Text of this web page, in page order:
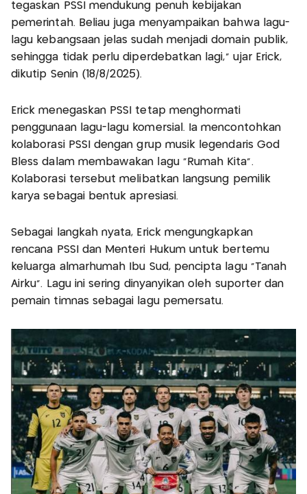
tegaskan PSSI mendukung penuh kebijakan
pemerintah. Beliau juga menyampaikan bahwa lagu-
lagu kebangsaan jelas sudah menjadi domain publik,
sehingga tidak perlu diperdebatkan lagi," ujar Erick,
dikutip Senin (18/8/2025).
Erick menegaskan PSSI tetap menghormati
penggunaan lagu-lagu komersial. Ia mencontohkan
kolaborasi PSSI dengan grup musik legendaris God
Bless dalam membawakan lagu "Rumah Kita".
Kolaborasi tersebut melibatkan langsung pemilik
karya sebagai bentuk apresiasi.
Sebagai langkah nyata, Erick mengungkapkan
rencana PSSI dan Menteri Hukum untuk bertemu
keluarga almarhumah Ibu Sud, pencipta lagu "Tanah
Airku". Lagu ini sering dinyanyikan oleh suporter dan
pemain timnas sebagai lagu pemersatu.